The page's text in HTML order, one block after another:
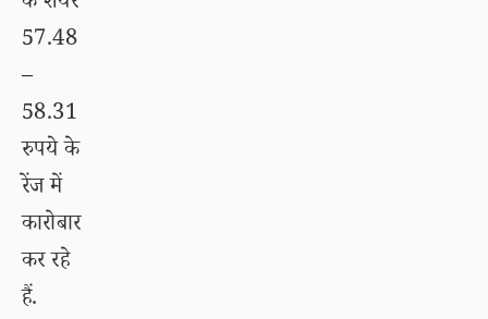
57.48
–
58.31
रुपये के
रेंज में
कारोबार
कर रहे
हैं.